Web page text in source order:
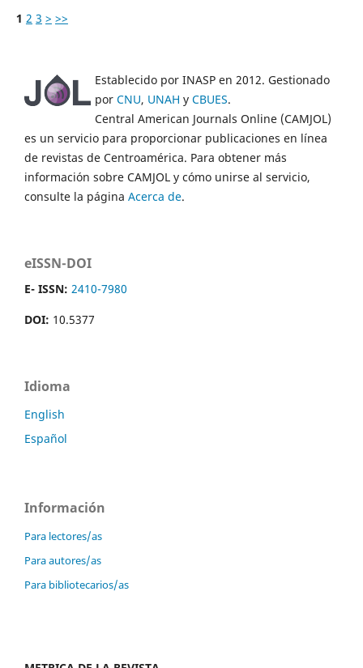
1 2 3 > >>
Establecido por INASP en 2012. Gestionado
por CNU, UNAH y CBUES.
Central American Journals Online (CAMJOL)
es un servicio para proporcionar publicaciones en línea
de revistas de Centroamérica. Para obtener más
información sobre CAMJOL y cómo unirse al servicio,
consulte la página Acerca de.
eISSN-DOI
E- ISSN: 2410-7980
DOI: 10.5377
Idioma
English
Español
Información
Para lectores/as
Para autores/as
Para bibliotecarios/as